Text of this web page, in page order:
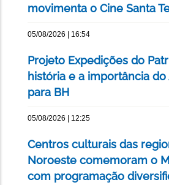
movimenta o Cine Santa
05/08/2026 | 16:54
Projeto Expedições do
história e a importância
para BH
05/08/2026 | 12:25
Centros culturais das
Noroeste comemoram o
com programação